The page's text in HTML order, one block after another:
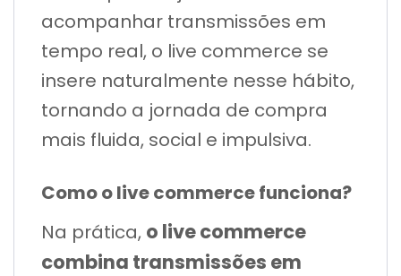
acompanhar transmissões em
tempo real, o live commerce se
insere naturalmente nesse hábito,
tornando a jornada de compra
mais fluida, social e impulsiva.
Como o live commerce funciona?
Na prática, o live commerce
combina transmissões em